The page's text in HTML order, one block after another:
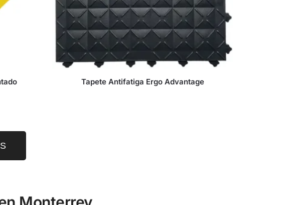
Tapete Antifatiga Ergo Advantage